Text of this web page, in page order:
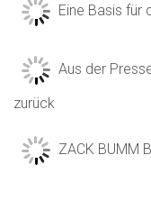
Eine Basis für
Aus der
zurück
ZACK BUMM